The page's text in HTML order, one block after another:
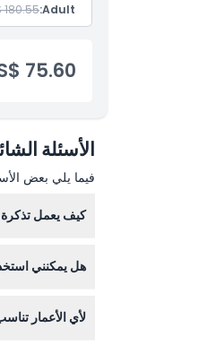
Adult:
180.55
75.60
الأسئلة
فيما يلي بعض
كيف يعمل
تناسبك.
هل يمكنني
لأي الأعمار